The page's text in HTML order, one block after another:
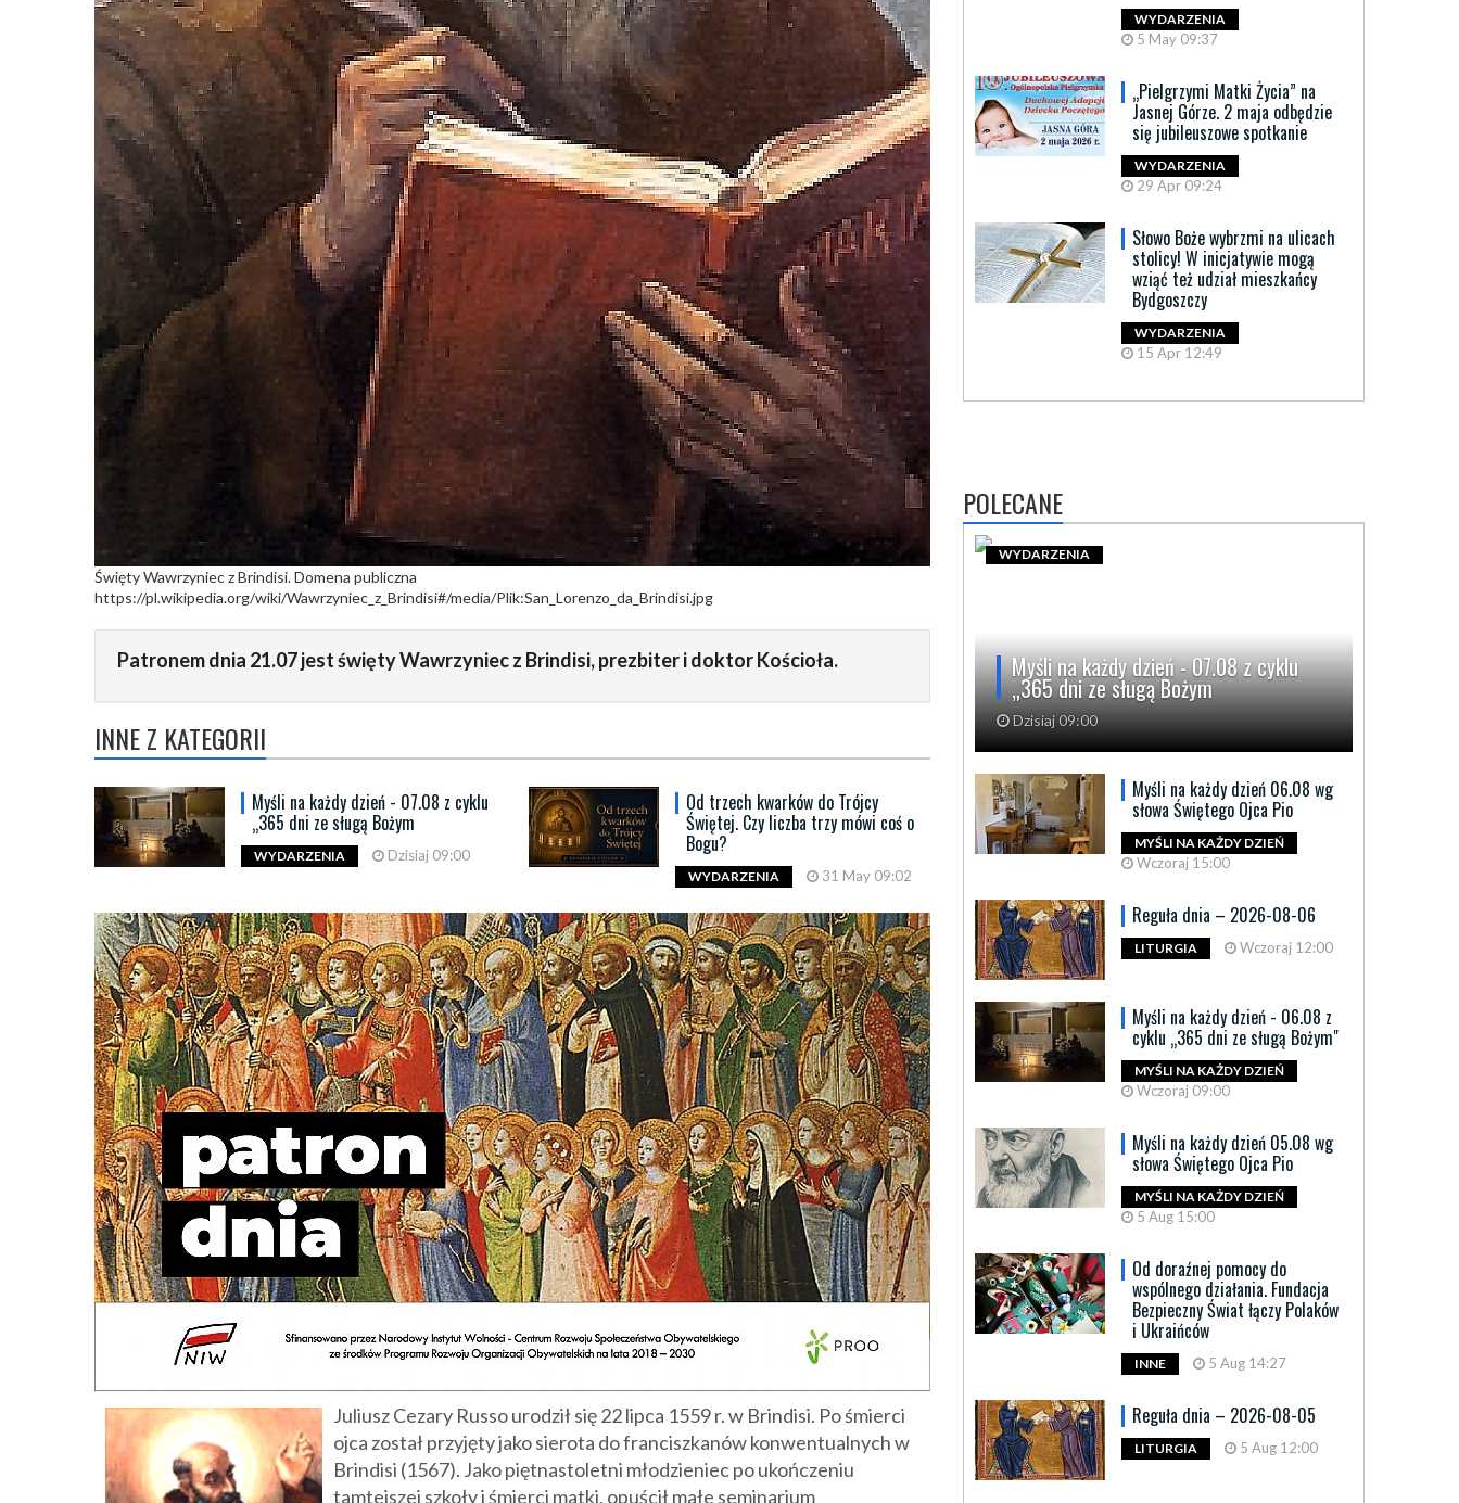
Święty Wawrzyniec z Brindisi. Domena publiczna
https://pl.wikipedia.org/wiki/Wawrzyniec_z_Brindisi#/media/Plik:San_Lorenzo_da_Brindisi.jpg
Patronem dnia 21.07 jest święty Wawrzyniec z Brindisi, prezbiter i doktor Kościoła.
INNE Z KATEGORII
Myśli na każdy dzień - 07.08 z cyklu
„365 dni ze sługą Bożym
WYDARZENIA Dzisiaj 09:00
Od trzech kwarków do Trójcy
Świętej. Czy liczba trzy mówi coś o
Bogu?
WYDARZENIA 31 May 09:02
Juliusz Cezary Russo urodził się 22 lipca 1559 r. w Brindisi. Po śmierci
ojca został przyjęty jako sierota do franciszkanów konwentualnych w
Brindisi (1567). Jako piętnastoletni młodzieniec po ukończeniu
tamtejszej szkoły i śmierci matki, opuścił małe seminarium
WYDARZENIA
5 May 09:37
„Pielgrzymi Matki Życia” na
Jasnej Górze. 2 maja odbędzie
się jubileuszowe spotkanie
WYDARZENIA
29 Apr 09:24
Słowo Boże wybrzmi na ulicach
stolicy! W inicjatywie mogą
wziąć też udział mieszkańcy
Bydgoszczy
WYDARZENIA
15 Apr 12:49
POLECANE
Myśli na każdy dzień - 07.08 z cyklu
„365 dni ze sługą Bożym
Dzisiaj 09:00
WYDARZENIA
Myśli na każdy dzień 06.08 wg
słowa Świętego Ojca Pio
MYŚLI NA KAŻDY DZIEŃ
Wczoraj 15:00
Reguła dnia – 2026-08-06
LITURGIA Wczoraj 12:00
Myśli na każdy dzień - 06.08 z
cyklu „365 dni ze sługą Bożym"
MYŚLI NA KAŻDY DZIEŃ
Wczoraj 09:00
Myśli na każdy dzień 05.08 wg
słowa Świętego Ojca Pio
MYŚLI NA KAŻDY DZIEŃ
5 Aug 15:00
Od doraźnej pomocy do
wspólnego działania. Fundacja
Bezpieczny Świat łączy Polaków
i Ukraińców
INNE 5 Aug 14:27
Reguła dnia – 2026-08-05
LITURGIA 5 Aug 12:00